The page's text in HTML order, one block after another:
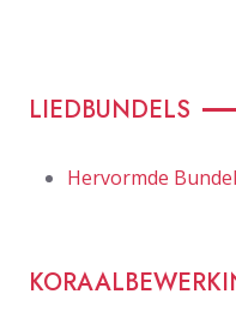
LIEDBUNDELS
Hervormde